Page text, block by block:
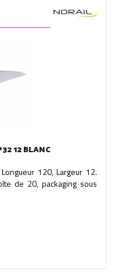
12 BLANC
120, Largeur 12.
de 20, packaging sous